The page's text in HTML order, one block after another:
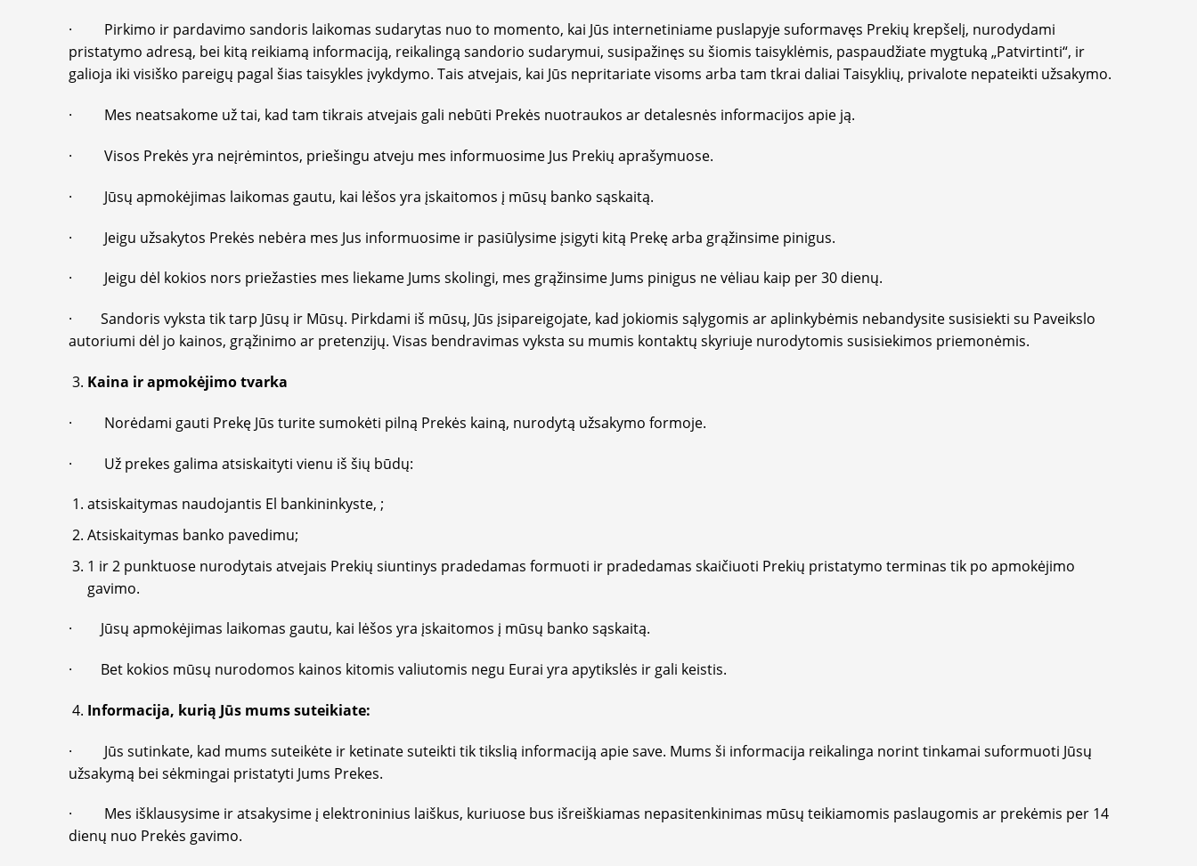
· Pirkimo ir pardavimo sandoris laikomas sudarytas nuo to momento, kai Jūs internetiniame puslapyje suformavęs Prekių krepšelį, nurodydami
pristatymo adresą, bei kitą reikiamą informaciją, reikalingą sandorio sudarymui, susipažinęs su šiomis taisyklėmis, paspaudžiate mygtuką „Patvirtinti“, ir
galioja iki visiško pareigų pagal šias taisykles įvykdymo. Tais atvejais, kai Jūs nepritariate visoms arba tam tkrai daliai Taisyklių, privalote nepateikti užsakymo.
· Mes neatsakome už tai, kad tam tikrais atvejais gali nebūti Prekės nuotraukos ar detalesnės informacijos apie ją.
· Visos Prekės yra neįrėmintos, priešingu atveju mes informuosime Jus Prekių aprašymuose.
· Jūsų apmokėjimas laikomas gautu, kai lėšos yra įskaitomos į mūsų banko sąskaitą.
· Jeigu užsakytos Prekės nebėra mes Jus informuosime ir pasiūlysime įsigyti kitą Prekę arba grąžinsime pinigus.
· Jeigu dėl kokios nors priežasties mes liekame Jums skolingi, mes grąžinsime Jums pinigus ne vėliau kaip per 30 dienų.
· Sandoris vyksta tik tarp Jūsų ir Mūsų. Pirkdami iš mūsų, Jūs įsipareigojate, kad jokiomis sąlygomis ar aplinkybėmis nebandysite susisiekti su Paveikslo
autoriumi dėl jo kainos, grąžinimo ar pretenzijų. Visas bendravimas vyksta su mumis kontaktų skyriuje nurodytomis susisiekimos priemonėmis.
Kaina ir apmokėjimo tvarka
· Norėdami gauti Prekę Jūs turite sumokėti pilną Prekės kainą, nurodytą užsakymo formoje.
· Už prekes galima atsiskaityti vienu iš šių būdų:
atsiskaitymas naudojantis El bankininkyste, ;
Atsiskaitymas banko pavedimu;
1 ir 2 punktuose nurodytais atvejais Prekių siuntinys pradedamas formuoti ir pradedamas skaičiuoti Prekių pristatymo terminas tik po apmokėjimo
gavimo.
· Jūsų apmokėjimas laikomas gautu, kai lėšos yra įskaitomos į mūsų banko sąskaitą.
· Bet kokios mūsų nurodomos kainos kitomis valiutomis negu Eurai yra apytikslės ir gali keistis.
Informacija, kurią Jūs mums suteikiate:
· Jūs sutinkate, kad mums suteikėte ir ketinate suteikti tik tikslią informaciją apie save. Mums ši informacija reikalinga norint tinkamai suformuoti Jūsų
užsakymą bei sėkmingai pristatyti Jums Prekes.
· Mes išklausysime ir atsakysime į elektroninius laiškus, kuriuose bus išreiškiamas nepasitenkinimas mūsų teikiamomis paslaugomis ar prekėmis per 14
dienų nuo Prekės gavimo.